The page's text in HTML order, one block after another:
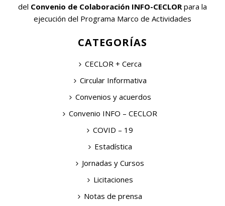
del Convenio de Colaboración INFO-CECLOR para la
ejecución del Programa Marco de Actividades
CATEGORÍAS
CECLOR + Cerca
Circular Informativa
Convenios y acuerdos
Convenio INFO – CECLOR
COVID – 19
Estadística
Jornadas y Cursos
Licitaciones
Notas de prensa